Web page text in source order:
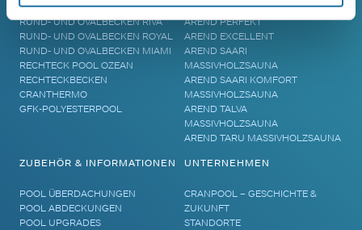
REMO
RUND- UND OVALBECKEN RIVA
RUND- UND OVALBECKEN ROYAL
RUND- UND OVALBECKEN MIAMI
RECHTECK POOL OZEAN
RECHTECKBECKEN
CRANTHERMO
GFK-POLYESTERPOOL
AREND MAATA KOMFORT
AREND PERFEKT
AREND EXCELLENT
AREND SAARI
MASSIVHOLZSAUNA
AREND SAARI KOMFORT
MASSIVHOLZSAUNA
AREND TALVA
MASSIVHOLZSAUNA
AREND TARU MASSIVHOLZSAUNA
ZUBEHÖR & INFORMATIONEN
POOL ÜBERDACHUNGEN
POOL ABDECKUNGEN
POOL UPGRADES
UNTERNEHMEN
CRANPOOL – GESCHICHTE &
ZUKUNFT
STANDORTE